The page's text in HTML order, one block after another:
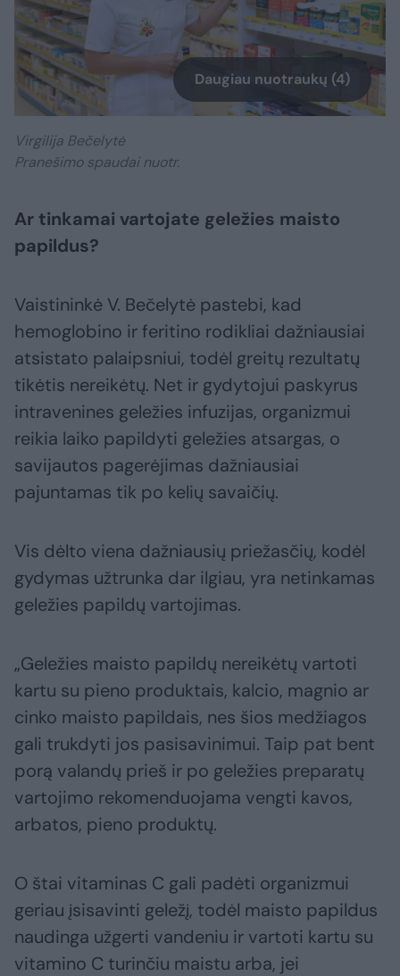
Daugiau nuotraukų (4)
Virgilija Bečelytė
Pranešimo spaudai nuotr.
Ar tinkamai vartojate geležies maisto
papildus?
Vaistininkė V. Bečelytė pastebi, kad
hemoglobino ir feritino rodikliai dažniausiai
atsistato palaipsniui, todėl greitų rezultatų
tikėtis nereikėtų. Net ir gydytojui paskyrus
intravenines geležies infuzijas, organizmui
reikia laiko papildyti geležies atsargas, o
savijautos pagerėjimas dažniausiai
pajuntamas tik po kelių savaičių.
Vis dėlto viena dažniausių priežasčių, kodėl
gydymas užtrunka dar ilgiau, yra netinkamas
geležies papildų vartojimas.
„Geležies maisto papildų nereikėtų vartoti
kartu su pieno produktais, kalcio, magnio ar
cinko maisto papildais, nes šios medžiagos
gali trukdyti jos pasisavinimui. Taip pat bent
porą valandų prieš ir po geležies preparatų
vartojimo rekomenduojama vengti kavos,
arbatos, pieno produktų.
O štai vitaminas C gali padėti organizmui
geriau įsisavinti geležį, todėl maisto papildus
naudinga užgerti vandeniu ir vartoti kartu su
vitamino C turinčiu maistu arba, jei